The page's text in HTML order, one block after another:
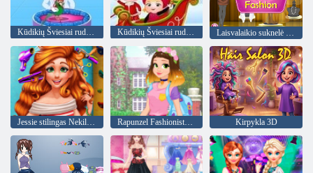
Kūdikių Šviesiai ruda: Veterinaras Kūdikių Šviesiai ruda Kalėdų siurprizas Laisvalaikio suknelė Mada
Jessie stilingas Nekilnojamasis kirpimo Rapunzel Fashionista Kelyje Kirpykla 3D